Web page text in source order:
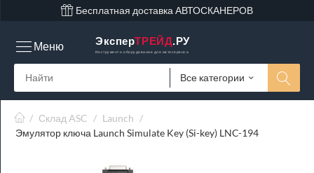
Бесплатная доставка АВТОСКАНЕРОВ
ЭксперТРЕЙД.РУ
Инструмент и оборудование для автосервиса
Все категории
Меню
/ Склад ASC / Launch /
Эмулятор ключа Launch Simulate Key (Si-key) LNC-194